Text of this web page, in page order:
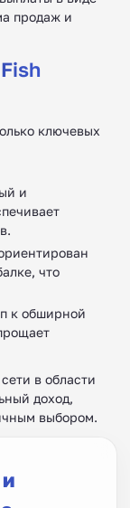
продаж и
ключевых
и
что
к обширной
в области
доход,
выбором.